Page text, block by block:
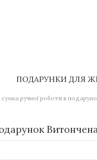
ПОДАРУНКИ ДЛЯ
сумка ручної роботи в